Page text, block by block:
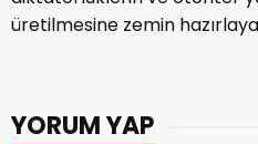
üretilmesine zemin
YORUM YAP